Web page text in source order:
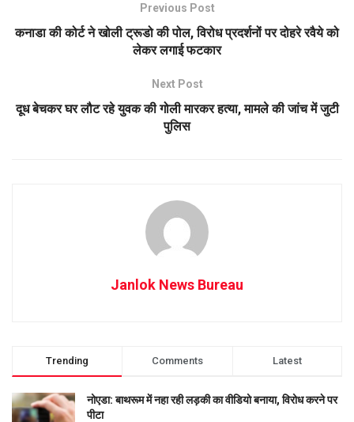
Previous Post
कनाडा की कोर्ट ने खोली ट्रूडो की पोल, विरोध प्रदर्शनों पर दोहरे रवैये को
लेकर लगाई फटकार
Next Post
दूध बेचकर घर लौट रहे युवक की गोली मारकर हत्या, मामले की जांच में जुटी
पुलिस
Janlok News Bureau
Trending Comments Latest
नोएडा: बाथरूम में नहा रही लड़की का वीडियो बनाया, विरोध करने पर
पीटा